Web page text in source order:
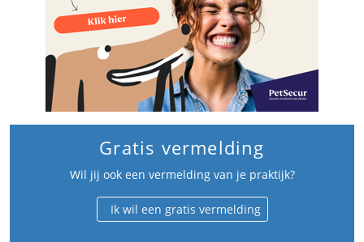
Gratis vermelding
Wil jij ook een vermelding van je praktijk?
Ik wil een gratis vermelding